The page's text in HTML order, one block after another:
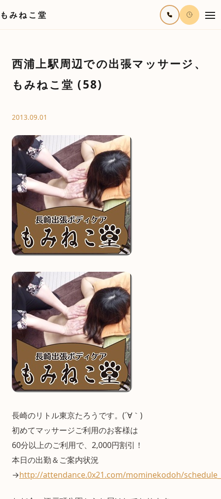
もみねこ堂
西浦上駅周辺での出張マッサージ、
もみねこ堂 (58)
2013.09.01
長崎のリトル東京たろうです。(´∀｀)
初めてマッサージご利用のお客様は
60分以上のご利用で、2,000円割引！
本日の出勤＆ご案内状況
→http://attendance.0x21.com/mominekodoh/